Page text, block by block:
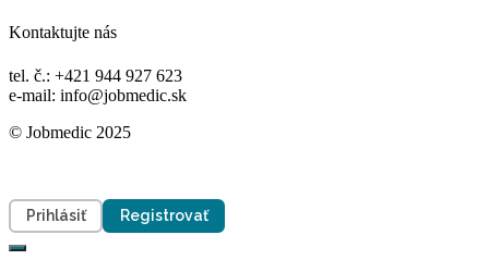
Kontaktujte nás
tel. č.: +421 944 927 623
e-mail: info@jobmedic.sk
© Jobmedic 2025
Prihlásiť Registrovať